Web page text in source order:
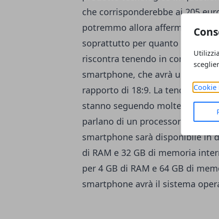
Cookie
che corrisponderebbe ai 205
potremmo allora affermare che
soprattutto per quanto riguarda
riscontra tenendo in
smartphone, che avrà un
rapporto di 18:9. La tendenza
stanno seguendo molte case
parlano di un processore
smartphone sarà disponibile in
di RAM e 32 GB di memoria
per 4 GB di RAM e 64 GB di
smartphone avrà il sistema